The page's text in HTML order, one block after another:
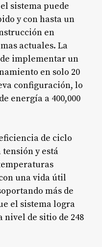
sistema puede
y con hasta un
en
actuales. La
implementar un
en solo 20
configuración, lo
energía a 400,000
de ciclo
tensión y está
con una vida útil
más de
el sistema logra
nivel de sitio de 248